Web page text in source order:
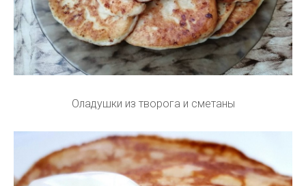
Оладушки из творога и сметаны